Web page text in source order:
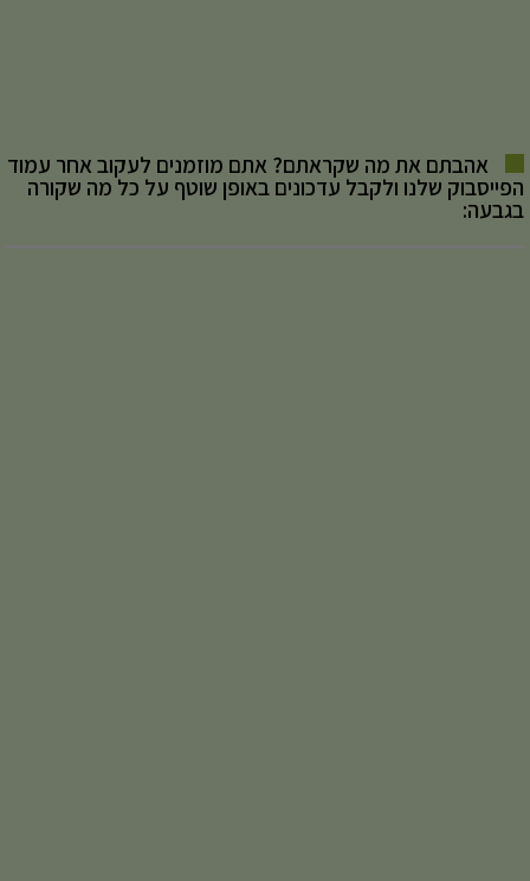
אהבתם את מה שקראתם? אתם מוזמנים לעקוב אחר עמוד
הפייסבוק שלנו ולקבל עדכונים באופן שוטף על כל מה שקורה
בגבעה: